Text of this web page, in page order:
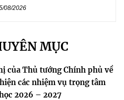
08/2026
MỤC
của Thủ tướng Chính phủ về
các nhiệm vụ trọng tâm
2026 – 2027